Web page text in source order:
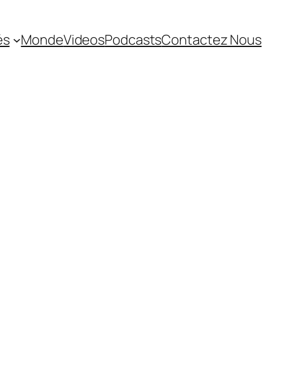
MondeVideosPodcastsContactez Nous